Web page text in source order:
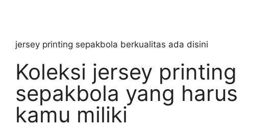
jersey printing sepakbola berkualitas ada disini
Koleksi jersey printing
sepakbola yang harus
kamu miliki